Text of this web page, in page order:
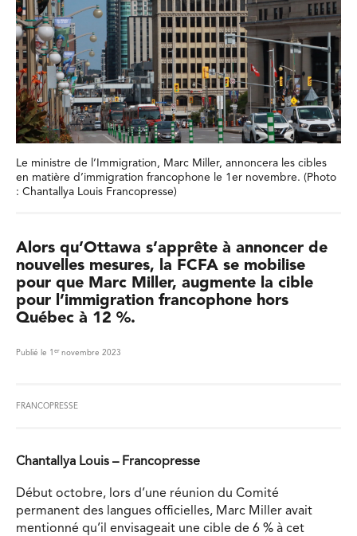
Le ministre de l’Immigration, Marc Miller, annoncera les cibles
en matière d’immigration francophone le 1er novembre. (Photo
: Chantallya Louis Francopresse)
Alors qu’Ottawa s’apprête à annoncer de
nouvelles mesures, la FCFA se mobilise
pour que Marc Miller, augmente la cible
pour l’immigration francophone hors
Québec à 12 %.
Publié le 1 er novembre 2023
FRANCOPRESSE
Chantallya Louis – Francopresse
Début octobre, lors d’une réunion du Comité
permanent des langues officielles, Marc Miller avait
mentionné qu’il envisageait une cible de 6 % à cet